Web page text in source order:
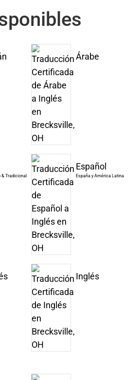
Árabe
Tradicional
Español
España y América Latina
Inglés